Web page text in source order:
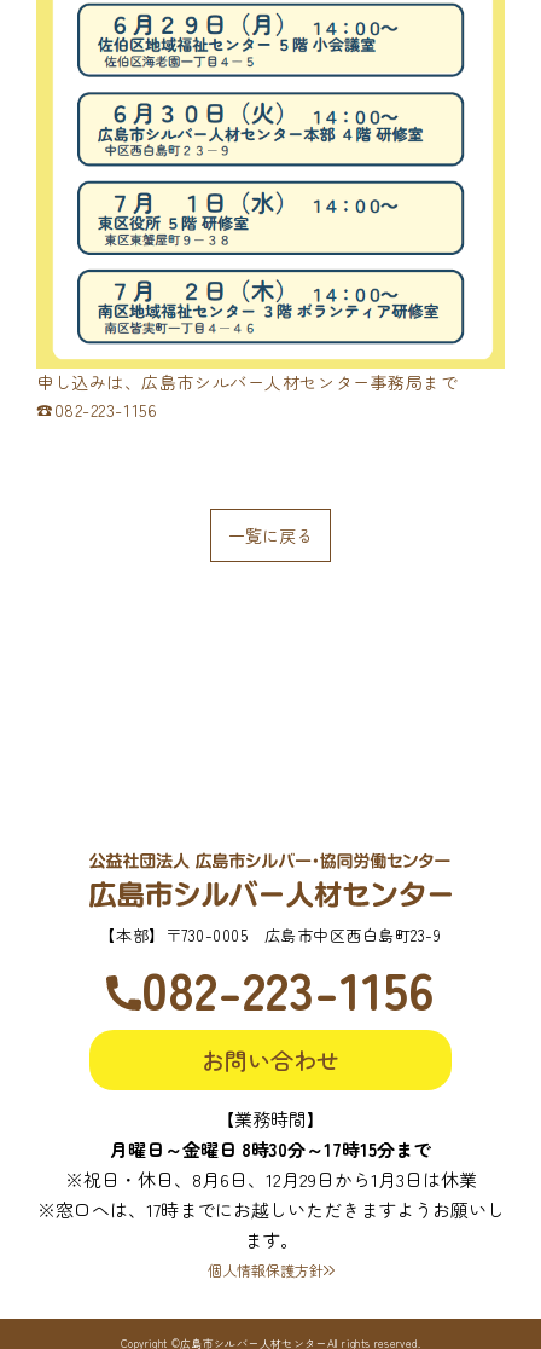
申し込みは、広島市シルバー人材センター事務局まで
☎082-223-1156
一覧に戻る
【本部】 〒730-0005 広島市中区西白島町23-9
082-223-1156
お問い合わせ
【業務時間】
月曜日～金曜日 8時30分～17時15分まで
※祝日・休日、8月6日、12月29日から1月3日は休業
※窓口へは、17時までにお越しいただきますようお願いし
ます。
個人情報保護方針
Copyright ©広島市シルバー人材センターAll rights reserved.